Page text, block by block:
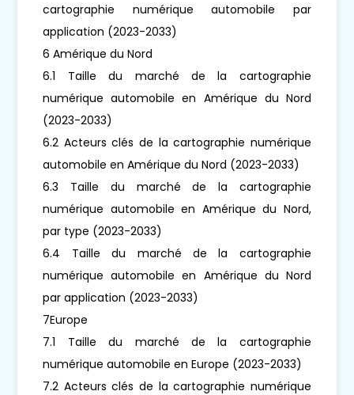
cartographie numérique automobile par
application (2023-2033)
6 Amérique du Nord
6.1 Taille du marché de la cartographie
numérique automobile en Amérique du Nord
(2023-2033)
6.2 Acteurs clés de la cartographie numérique
automobile en Amérique du Nord (2023-2033)
6.3 Taille du marché de la cartographie
numérique automobile en Amérique du Nord,
par type (2023-2033)
6.4 Taille du marché de la cartographie
numérique automobile en Amérique du Nord
par application (2023-2033)
7Europe
7.1 Taille du marché de la cartographie
numérique automobile en Europe (2023-2033)
7.2 Acteurs clés de la cartographie numérique